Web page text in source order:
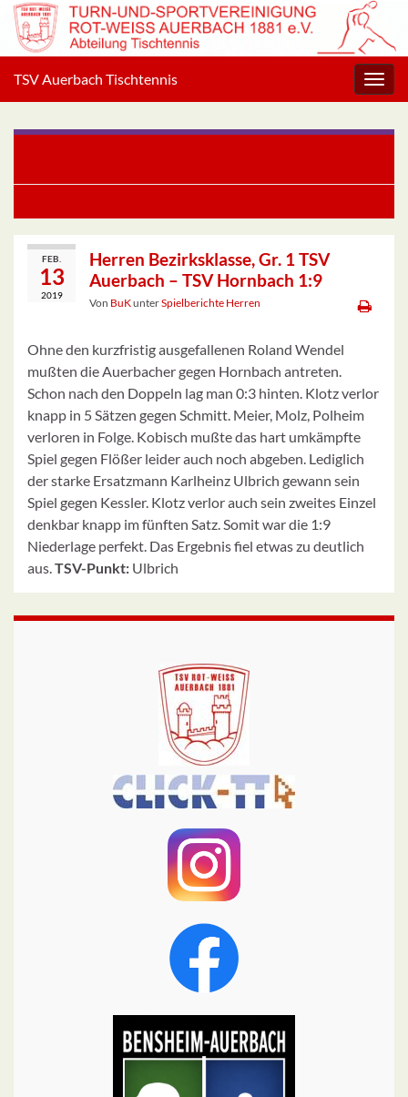
TSV Auerbach Tischtennis
FEB.
13
2019
Herren Bezirksklasse, Gr. 1 TSV
Auerbach – TSV Hornbach 1:9
Von BuKunterSpielberichte Herren
Ohne den kurzfristig ausgefallenen Roland Wendel
mußten die Auerbacher gegen Hornbach antreten.
Schon nach den Doppeln lag man 0:3 hinten. Klotz verlor
knapp in 5 Sätzen gegen Schmitt. Meier, Molz, Polheim
verloren in Folge. Kobisch mußte das hart umkämpfte
Spiel gegen Flößer leider auch noch abgeben. Lediglich
der starke Ersatzmann Karlheinz Ulbrich gewann sein
Spiel gegen Kessler. Klotz verlor auch sein zweites Einzel
denkbar knapp im fünften Satz. Somit war die 1:9
Niederlage perfekt. Das Ergebnis fiel etwas zu deutlich
aus.TSV-Punkt: Ulbrich